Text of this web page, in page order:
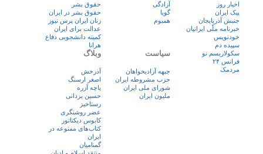
اخبار روز
پيک ايران
جنبش آذربایجان
خبرنامه ملّی ایرانیان
خودنویس
سپیده دم
سکولاریسم نو
فرانس ۲۴
مردمک
آزادگی
گویا
همبوم
حقوق بشر
حقوق بشر در ایران
زنان ايران پرس نيوز
عدالت برای ایران
کمیته دانشجویی دفاع
هرانا
سیاست
جبهه آزادیخواهان
حزب مشروطه ایران
شورای ملی ایران
ملیون ایران
وبلاگ
آذرخش
اصغر ارسنگ
باچه آزره
حسین یزدانی
رستاخیز
عضر روشنگری
کابوس دیکتاتور
کتاب‌های ممنوعه در
ایران
گمنامیان